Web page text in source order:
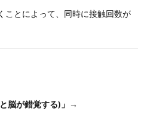
ことによって、同時に接触回数が
脳が錯覚する)」→